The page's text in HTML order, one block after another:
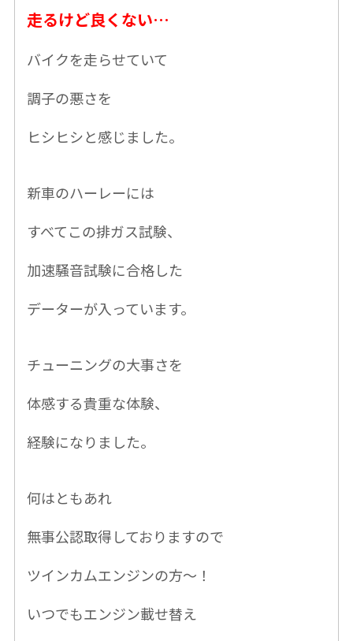
走るけど良くない…
バイクを走らせていて
調子の悪さを
ヒシヒシと感じました。
新車のハーレーには
すべてこの排ガス試験、
加速騒音試験に合格した
データーが入っています。
チューニングの大事さを
体感する貴重な体験、
経験になりました。
何はともあれ
無事公認取得しておりますので
ツインカムエンジンの方〜！
いつでもエンジン載せ替え